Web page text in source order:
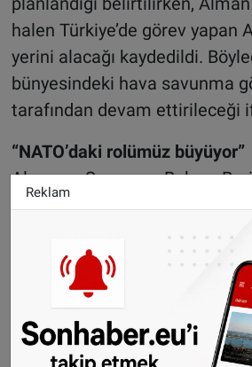
halen Türkiye’de görev yapan
yerini alacağı kaydedildi.
bünyesindeki hava savunma
tarafından devam ettirileceği
“NATO’daki rolümüz büyüyor”
Almanya Savunma Bakanı
görevin, Berlin’in NATO
gösterdiğini söyledi. Pistorius,
ve ABD arasındaki yakın iş
çekerek Alman hava savunma
NATO hava sahasının
katkı sağlayacağını dile
Reklam